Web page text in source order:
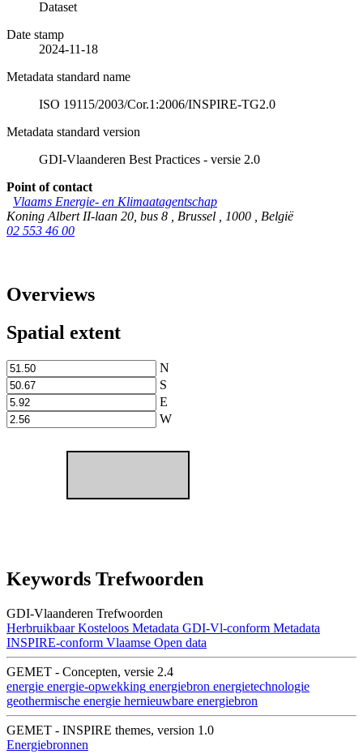
Dataset
Date stamp
2024-11-18
Metadata standard name
ISO 19115/2003/Cor.1:2006/INSPIRE-TG2.0
Metadata standard version
GDI-Vlaanderen Best Practices - versie 2.0
Point of contact
Vlaams Energie- en Klimaatagentschap
Koning Albert II-laan 20, bus 8 , Brussel , 1000 , België
02 553 46 00
Overviews
Spatial extent
N
S
E
W
Keywords Trefwoorden
GDI-Vlaanderen Trefwoorden
Herbruikbaar Kosteloos Metadata GDI-Vl-conform Metadata
INSPIRE-conform Vlaamse Open data
GEMET - Concepten, versie 2.4
energie energie-opwekking energiebron energietechnologie
geothermische energie hernieuwbare energiebron
GEMET - INSPIRE themes, version 1.0
Energiebronnen